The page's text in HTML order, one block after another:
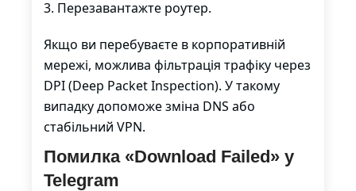
Перезавантажте роутер.
Якщо ви перебуваєте в корпоративній
мережі, можлива фільтрація трафіку через
DPI (Deep Packet Inspection). У такому
випадку допоможе зміна DNS або
стабільний VPN.
Помилка «Download Failed» у
Telegram